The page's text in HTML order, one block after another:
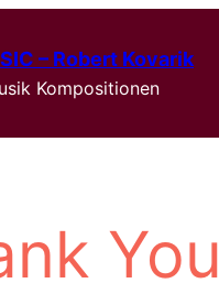
– Robert Kovarik
Kompositionen
You